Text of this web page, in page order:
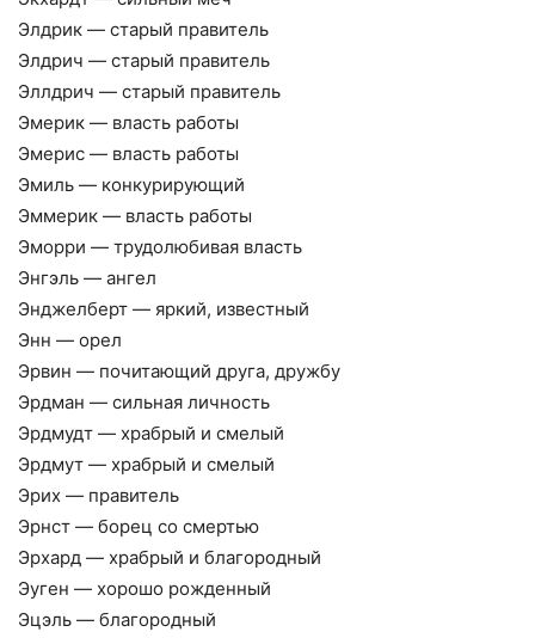
Элдрик — старый правитель
Элдрич — старый правитель
Эллдрич — старый правитель
Эмерик — власть работы
Эмерис — власть работы
Эмиль — конкурирующий
Эммерик — власть работы
Эморри — трудолюбивая власть
Энгэль — ангел
Энджелберт — яркий, известный
Энн — орел
Эрвин — почитающий друга, дружбу
Эрдман — сильная личность
Эрдмудт — храбрый и смелый
Эрдмут — храбрый и смелый
Эрих — правитель
Эрнст — борец со смертью
Эрхард — храбрый и благородный
Эуген — хорошо рожденный
Эцэль — благородный